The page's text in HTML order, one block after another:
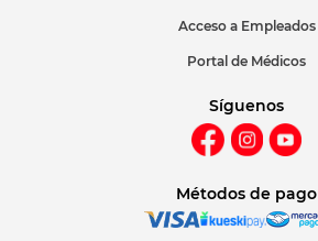
Acceso a Empleados
Portal de Médicos
Síguenos
Métodos de pago